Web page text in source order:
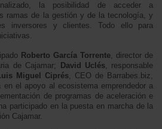
la posibilidad de acceder a
ramas de la gestión y de la tecnología, y
inversores y clientes. Todo ello para
Roberto García Torrente, director de
de Cajamar;
David Uclés, responsable
Miguel Ciprés, CEO de Barrabes.biz,
en el apoyo al ecosistema emprendedor a
de programas de aceleración e
participado en la puesta en marcha de la
Cajamar.